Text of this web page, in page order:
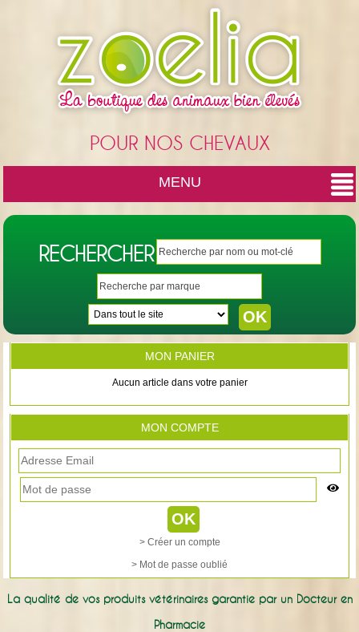
POUR NOS CHEVAUX
MENU
RECHERCHER
MON PANIER
Aucun article dans votre panier
MON COMPTE
> Créer un compte
> Mot de passe oublié
La qualité de vos produits vétérinaires garantie par un Docteur en
Pharmacie